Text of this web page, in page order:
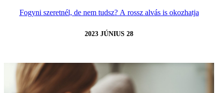
Fogyni szeretnél, de nem tudsz? A rossz alvás is okozhatja
2023 JÚNIUS 28